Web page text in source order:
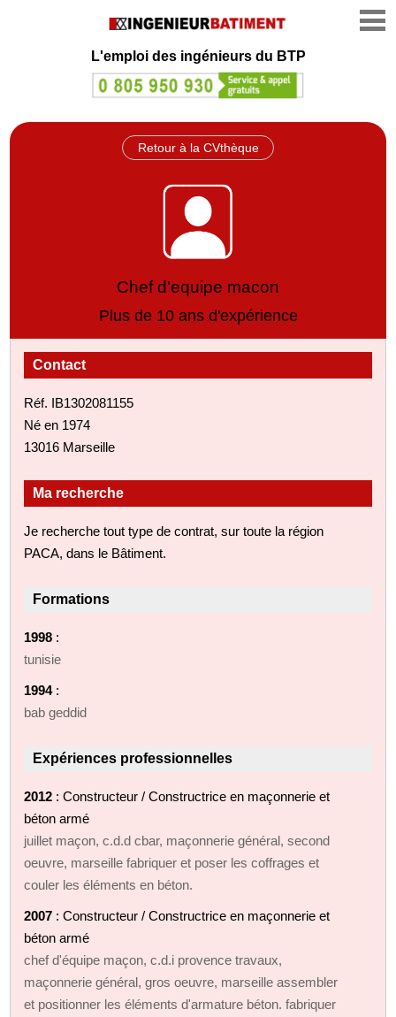
L'emploi des ingénieurs du BTP
Retour à la CVthèque
Chef d'equipe macon
Plus de 10 ans d'expérience
Contact
Réf. IB1302081155
Né en 1974
13016 Marseille
Ma recherche
Je recherche tout type de contrat, sur toute la région
PACA, dans le Bâtiment.
Formations
1998 :
tunisie
1994:
bab geddid
Expériences professionnelles
2012 : Constructeur / Constructrice en maçonnerie et
béton armé
juillet maçon, c.d.d cbar, maçonnerie général, second
oeuvre, marseille fabriquer et poser les coffrages et
couler les éléments en béton.
2007 : Constructeur / Constructrice en maçonnerie et
béton armé
chef d'équipe maçon, c.d.i provence travaux,
maçonnerie général, gros oeuvre, marseille assembler
et positionner les éléments d'armature béton. fabriquer